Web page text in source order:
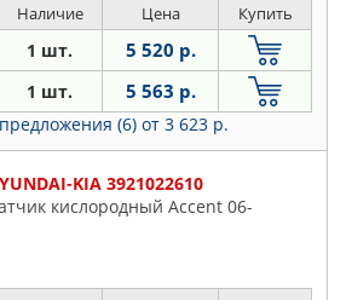
Наличие Цена Купить
1 шт. 5 520 р.
1 шт. 5 563 р.
(6) от 3 623 р.
KIA 3921022610
кислородный Accent 06-